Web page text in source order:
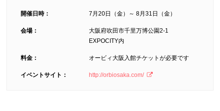
開催日時： 7月20日（金）～ 8月31日（金）
会場：
大阪府吹田市千里万博公園2-1
EXPOCITY内
料金： オービィ大阪入館チケットが必要です
イベントサイト： http://orbiosaka.com/